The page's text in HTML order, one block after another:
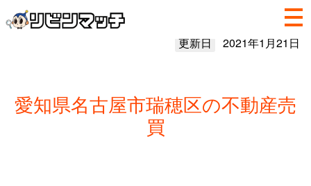
更新日 2021年1月21日
愛知県名古屋市瑞穂区の不動産売
買